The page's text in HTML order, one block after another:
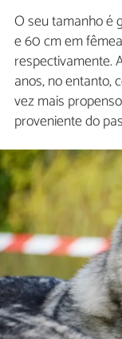
O seu tamanho é
e 60 cm em
respectivamente.
anos, no entanto,
vez mais
proveniente do